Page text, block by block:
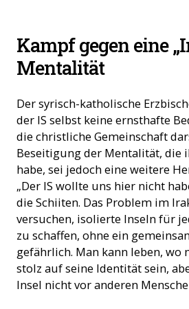
Kampf gegen eine
Mentalität
Der syrisch-katholische
der IS selbst keine ernsthafte
die christliche Gemeinschaft
Beseitigung der Mentalität, die
habe, sei jedoch eine weitere
„Der IS wollte uns hier nicht
die Schiiten. Das Problem im
versuchen, isolierte Inseln für
zu schaffen, ohne ein
gefährlich. Man kann leben, wo
stolz auf seine Identität sein,
Insel nicht vor anderen